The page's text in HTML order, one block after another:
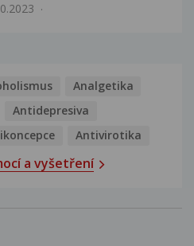
Analgetika
Antidepresiva
Antivirotika
a vyšetření